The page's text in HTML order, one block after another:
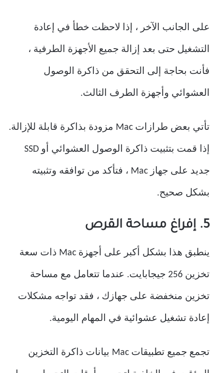
على الجانب الآخر ، إذا لاحظت خطأ في إعادة
التشغيل حتى بعد إزالة جميع الأجهزة الطرفية ،
فأنت بحاجة إلى التحقق من ذاكرة الوصول
العشوائي وأجهزة الطرف الثالث.
تأتي بعض طرازات Mac مزودة بذاكرة قابلة للإزالة.
إذا قمت بتثبيت ذاكرة الوصول العشوائي أو SSD
جديد على جهاز Mac ، فتأكد من توافقه وتثبيته
بشكل صحيح.
5. إفراغ مساحة القرص
ينطبق هذا بشكل أكبر على أجهزة Mac ذات سعة
تخزين 256 جيجابايت. عندما تتعامل مع مساحة
تخزين منخفضة على جهازك ، فقد تواجه مشكلات
إعادة تشغيل عشوائية في المهام اليومية.
تجمع جميع تطبيقات Mac بيانات ذاكرة التخزين